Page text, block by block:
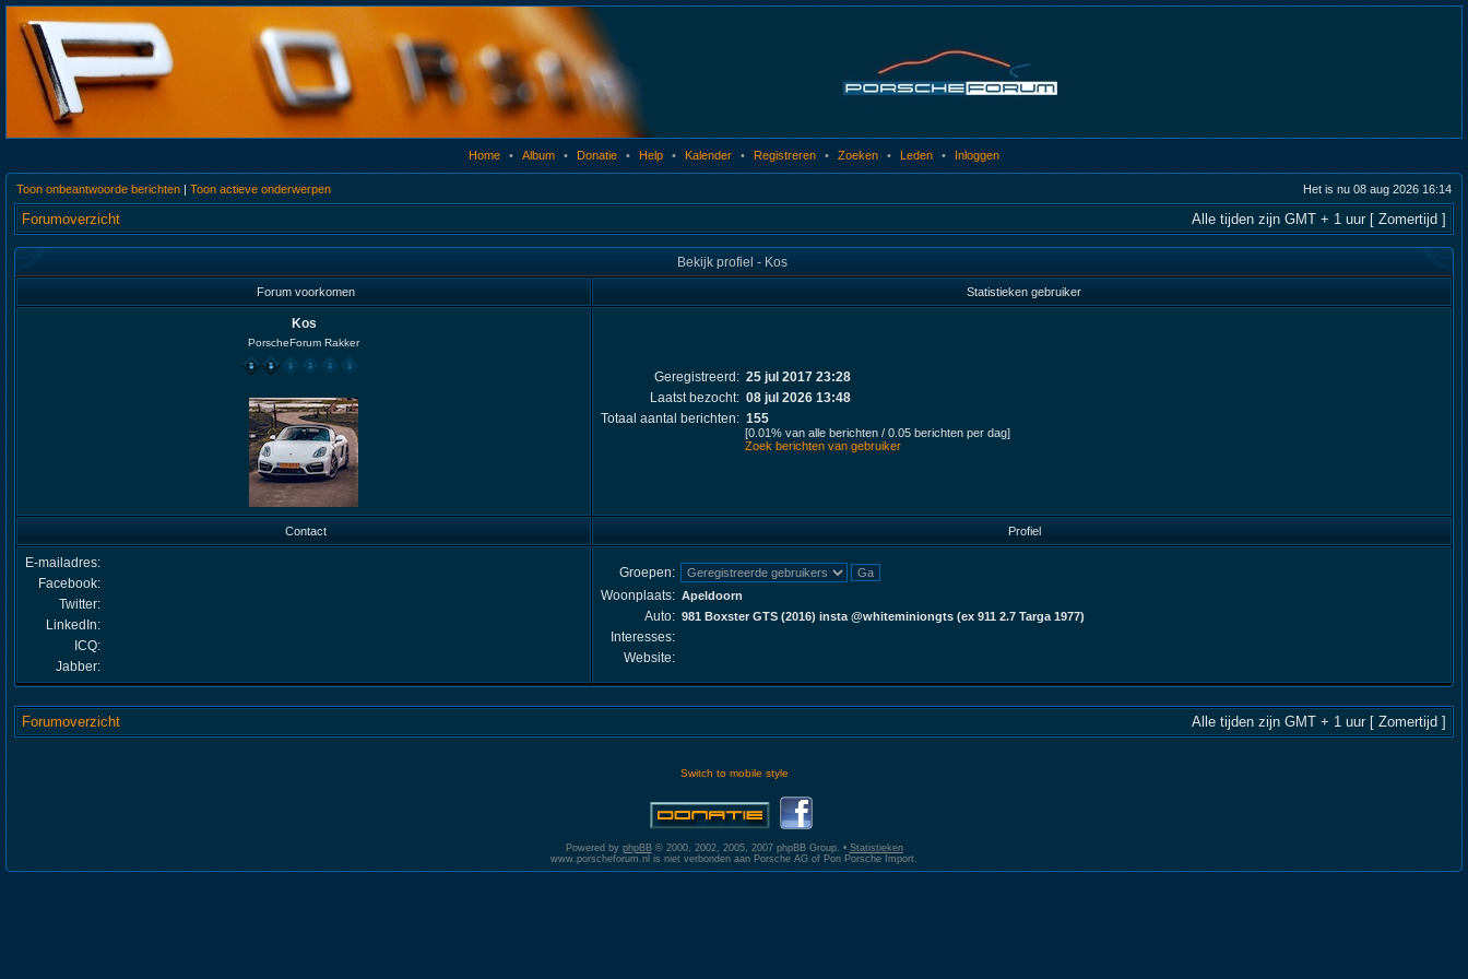
Home • Album • Donatie • Help • Kalender • Registreren • Zoeken • Leden • Inloggen
Toon onbeantwoorde berichten | Toon actieve onderwerpen Het is nu 08 aug 2026 16:14
Forumoverzicht Alle tijden zijn GMT + 1 uur [ Zomertijd ]
Bekijk profiel - Kos
Forum voorkomen Statistieken gebruiker
Kos
PorscheForum Rakker
Geregistreerd: 25 jul 2017 23:28
Laatst bezocht: 08 jul 2026 13:48
Totaal aantal berichten: 155
[0.01% van alle berichten / 0.05 berichten per dag]
Zoek berichten van gebruiker
Contact Profiel
E-mailadres:
Facebook:
Twitter:
LinkedIn:
ICQ:
Jabber:
Groepen:
Woonplaats: Apeldoorn
Auto: 981 Boxster GTS (2016) insta @whiteminiongts (ex 911 2.7 Targa 1977)
Interesses:
Website:
Forumoverzicht Alle tijden zijn GMT + 1 uur [ Zomertijd ]
Switch to mobile style
Powered by phpBB© 2000, 2002, 2005, 2007 phpBB Group. • Statistieken
www.porscheforum.nl is niet verbonden aan Porsche AG of Pon Porsche Import.